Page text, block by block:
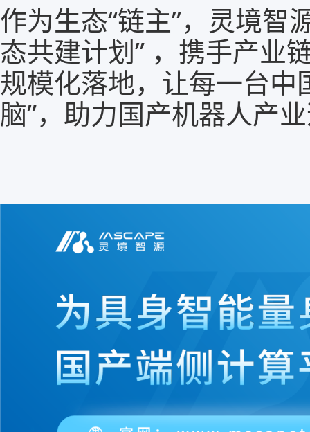
作为生态“链主”，灵境智
态共建计划” ，携手产业
规模化落地，让每一台中
脑”，助力国产机器人产